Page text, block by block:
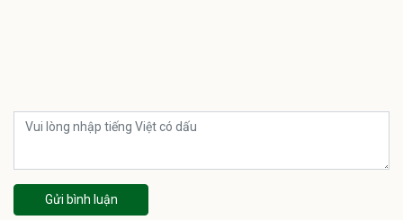
Gửi bình luận